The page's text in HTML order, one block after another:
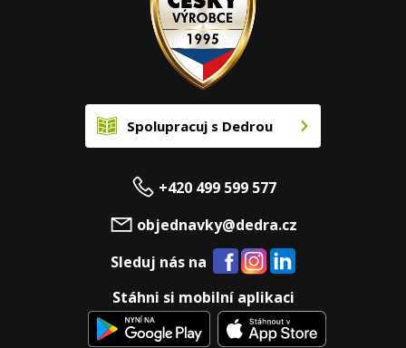
Spolupracuj s Dedrou
+420 499 599 577
objednavky@dedra.cz
Sleduj nás na
Stáhni si mobilní aplikaci